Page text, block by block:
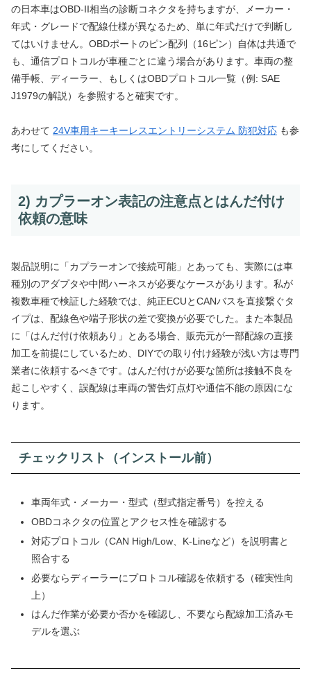
の日本車はOBD-II相当の診断コネクタを持ちますが、メーカー・
年式・グレードで配線仕様が異なるため、単に年式だけで判断し
てはいけません。OBDポートのピン配列（16ピン）自体は共通で
も、通信プロトコルが車種ごとに違う場合があります。車両の整
備手帳、ディーラー、もしくはOBDプロトコル一覧（例: SAE
J1979の解説）を参照すると確実です。
あわせて 24V車用キーキーレスエントリーシステム 防犯対応 も参
考にしてください。
2) カプラーオン表記の注意点とはんだ付け
依頼の意味
製品説明に「カプラーオンで接続可能」とあっても、実際には車
種別のアダプタや中間ハーネスが必要なケースがあります。私が
複数車種で検証した経験では、純正ECUとCANバスを直接繋ぐタ
イプは、配線色や端子形状の差で変換が必要でした。また本製品
に「はんだ付け依頼あり」とある場合、販売元が一部配線の直接
加工を前提にしているため、DIYでの取り付け経験が浅い方は専門
業者に依頼するべきです。はんだ付けが必要な箇所は接触不良を
起こしやすく、誤配線は車両の警告灯点灯や通信不能の原因にな
ります。
チェックリスト（インストール前）
車両年式・メーカー・型式（型式指定番号）を控える
OBDコネクタの位置とアクセス性を確認する
対応プロトコル（CAN High/Low、K-Lineなど）を説明書と
照合する
必要ならディーラーにプロトコル確認を依頼する（確実性向
上）
はんだ作業が必要か否かを確認し、不要なら配線加工済みモ
デルを選ぶ